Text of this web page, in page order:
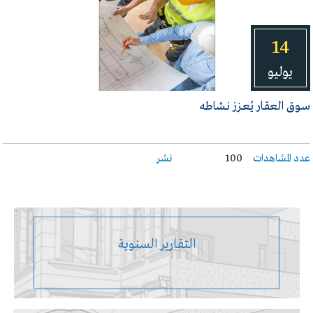
14
يوليو
سـوق العقـار يُعـزز نـشاطه
نشر عدد المشاهدات 100
التقارير السنوية